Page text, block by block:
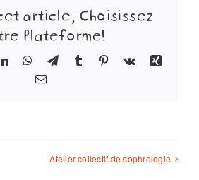
article, Choisissez
Plateforme!
LinkedInWhatsApp
TelegramTumblr Pinterest
Vk
Xing
Email
Atelier collectif de sophrologie